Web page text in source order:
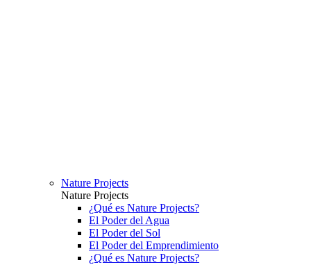
Nature Projects
Nature Projects
¿Qué es Nature Projects?
El Poder del Agua
El Poder del Sol
El Poder del Emprendimiento
¿Qué es Nature Projects?